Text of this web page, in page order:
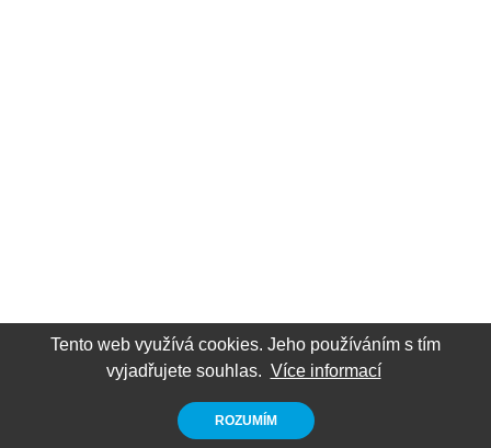
Tento web využívá cookies. Jeho používáním s tím
vyjadřujete souhlas. Více informací
ROZUMÍM